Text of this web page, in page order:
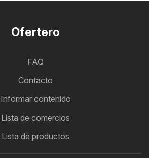
Ofertero
FAQ
Contacto
Informar contenido
Lista de comercios
Lista de productos